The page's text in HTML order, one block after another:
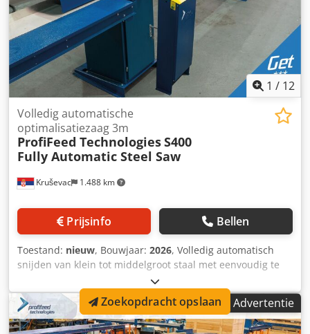
Persluchtaansluiting: 6 bar Afmetingen (LxBxH):
3.300x1.250x1.400 mm Csdpfx Abew Uftqjljrf Werkhoogte:
900 - 980 mm
1 / 12
Kruševac 1.488 km
Volledig automatische
optimalisatiezaag 3m
ProfiFeed TechnologiesS400
Fully Automatic Steel Saw
Prijsinfo Bellen
Toestand: nieuw, Bouwjaar: 2026, Volledig automatisch
snijden van klein tot middelgroot staal met eenvoudig te
gebruiken automatisering. Leg een willekeurig staal neer
om te snijden, de machine detecteert het automatisch en
snijdt het in opdrachten met hoognauwkeurige
materiaalpositionering met servomotor. Excel joblijsten
Advertentie
Zoekopdracht opslaan